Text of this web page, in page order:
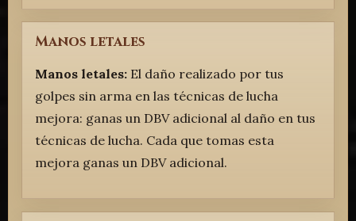
Manos letales
Manos letales:El daño realizado por tus
golpes sin arma en las técnicas de lucha
mejora: ganas un DBV adicional al daño en tus
técnicas de lucha. Cada que tomas esta
mejora ganas un DBV adicional.